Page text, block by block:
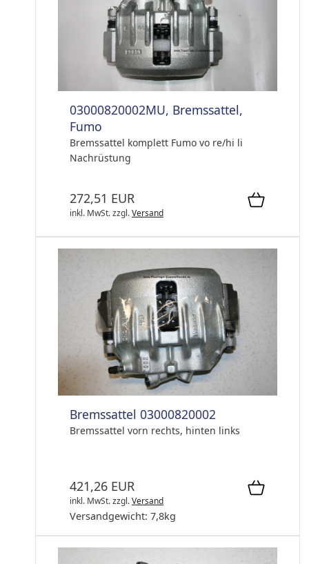
03000820002MU, Bremssattel,
Fumo
Bremssattel komplett Fumo vo re/hi li
Nachrüstung
272,51 EUR
inkl. MwSt.zzgl.Versand
Bremssattel 03000820002
Bremssattel vorn rechts, hinten links
421,26 EUR
inkl. MwSt.zzgl.Versand
Versandgewicht: 7,8kg